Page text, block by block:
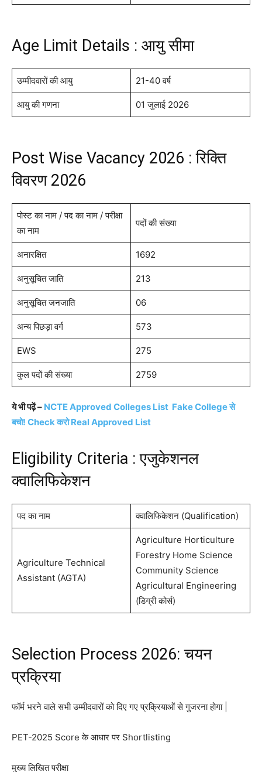
Age Limit Details : आयु सीमा
उम्मीदवारों की आयु 21-40 वर्ष
आयु की गणना 01 जुलाई 2026
Post Wise Vacancy 2026 : रिक्ति
विवरण 2026
पोस्ट का नाम / पद का नाम / परीक्षा
का नाम
पदों की संख्या
अनारक्षित 1692
अनुसूचित जाति 213
अनुसूचित जनजाति 06
अन्य पिछड़ा वर्ग 573
EWS 275
कुल पदों की संख्या 2759
ये भी पढ़ें – NCTE Approved Colleges List ️ Fake College से
बचो! Check करो Real Approved List
Eligibility Criteria : एजुकेशनल
क्वालिफिकेशन
पद का नाम क्वालिफिकेशन (Qualification)
Agriculture Technical
Assistant (AGTA)
Agriculture Horticulture
Forestry Home Science
Community Science
Agricultural Engineering
(डिग्री कोर्स)
Selection Process 2026: चयन
प्रक्रिया
फॉर्म भरने वाले सभी उम्मीदवारों को दिए गए प्रक्रियाओं से गुजरना होगा |
PET-2025 Score के आधार पर Shortlisting
मुख्य लिखित परीक्षा